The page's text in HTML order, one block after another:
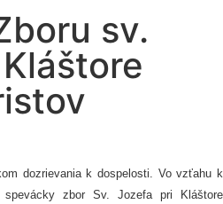
sv.
dozrievania k dospelosti. Vo vzťahu k
zbor Sv. Jozefa pri Kláštore